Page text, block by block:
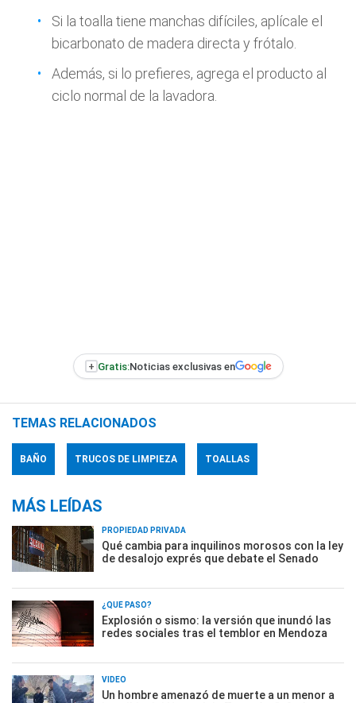
Si la toalla tiene manchas difíciles, aplícale el
bicarbonato de madera directa y frótalo.
Además, si lo prefieres, agrega el producto al
ciclo normal de la lavadora.
+ Gratis:Noticias exclusivas en
TEMAS RELACIONADOS
BAÑO TRUCOS DE LIMPIEZA TOALLAS
MÁS LEÍDAS
PROPIEDAD PRIVADA
Qué cambia para inquilinos morosos con la ley
de desalojo exprés que debate el Senado
¿QUÉ PASÓ?
Explosión o sismo: la versión que inundó las
redes sociales tras el temblor en Mendoza
VIDEO
Un hombre amenazó de muerte a un menor a